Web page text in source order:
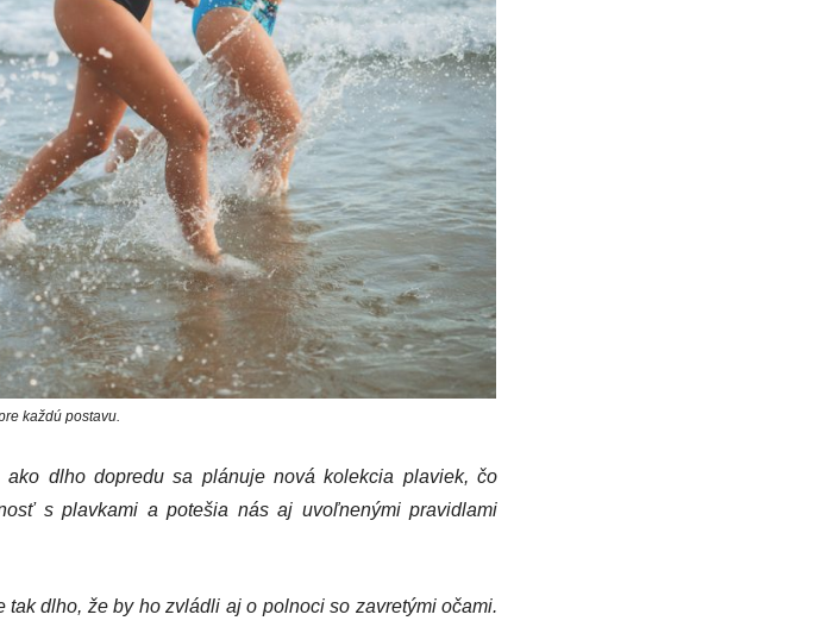
každú postavu.
dlho dopredu sa plánuje nová kolekcia plaviek, čo
s plavkami a potešia nás aj uvoľnenými pravidlami
dlho, že by ho zvládli aj o polnoci so zavretými očami.